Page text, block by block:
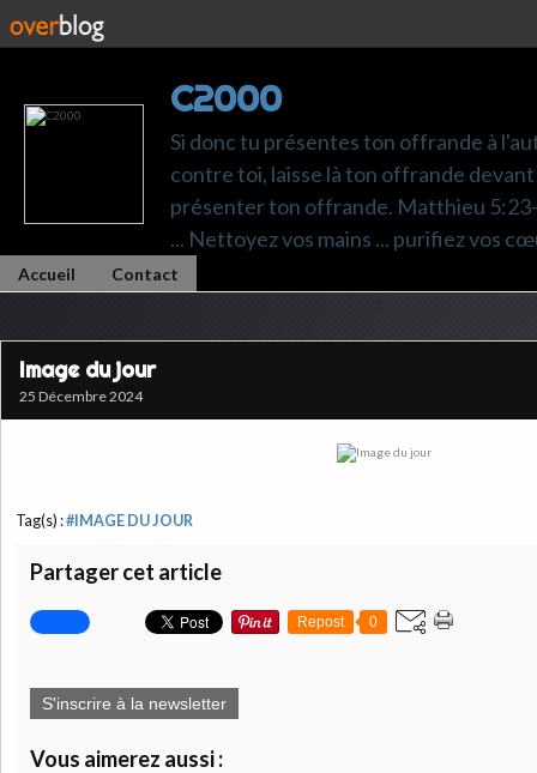
C2000
Si donc tu présentes ton offrande à
contre toi, laisse là ton offrande
présenter ton offrande. Matthieu 5:23-
... Nettoyez vos mains ... purifiez vos
Accueil Contact
Image du jour
25 Décembre 2024
Tag(s) :#IMAGE DU JOUR
Partager cet article
Repost 0
S'inscrire à la newsletter
Vous aimerez aussi :